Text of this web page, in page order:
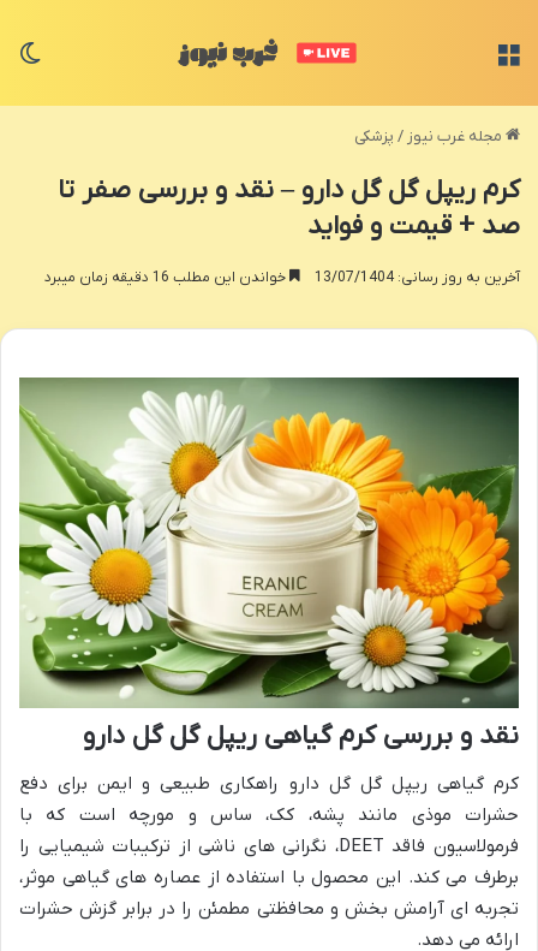
مجله غرب نیوز / پزشکی
کرم ریپل گل گل دارو – نقد و بررسی صفر تا
صد + قیمت و فواید
آخرین به روز رسانی: 13/07/1404 خواندن این مطلب 16 دقیقه زمان میبرد
نقد و بررسی کرم گیاهی ریپل گل گل دارو
کرم گیاهی ریپل گل گل دارو راهکاری طبیعی و ایمن برای دفع
حشرات موذی مانند پشه، کک، ساس و مورچه است که با
فرمولاسیون فاقد DEET، نگرانی های ناشی از ترکیبات شیمیایی را
برطرف می کند. این محصول با استفاده از عصاره های گیاهی موثر،
تجربه ای آرامش بخش و محافظتی مطمئن را در برابر گزش حشرات
ارائه می دهد.